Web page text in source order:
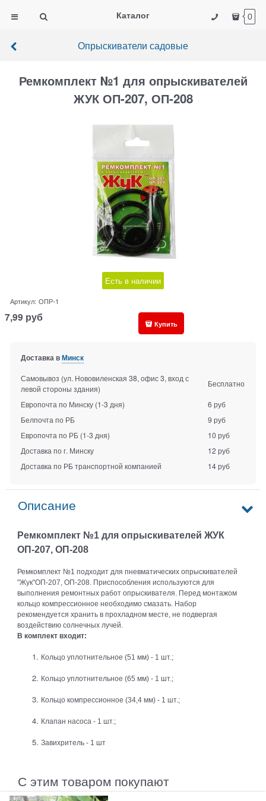
Каталог 0
Опрыскиватели садовые
Ремкомплект №1 для опрыскивателей
ЖУК ОП-207, ОП-208
Есть в наличии
Артикул: ОПР-1
7,99 руб Купить
Доставка вМинск
Самовывоз (ул. Нововиленская 38, офис 3, вход с
левой стороны здания)
Бесплатно
Европочта по Минску (1-3 дня)
6 руб
Белпочта по РБ
9 руб
Европочта по РБ (1-3 дня)
10 руб
Доставка по г. Минску
12 руб
Доставка по РБ транспортной компанией
14 руб
Описание
Ремкомплект №1 для опрыскивателей ЖУК
ОП-207, ОП-208
Ремкомплект №1 подходит для пневматических опрыскивателей
"Жук"ОП-207, ОП-208. Приспособления используются для
выполнения ремонтных работ опрыскивателя. Перед монтажом
кольцо компрессионное необходимо смазать. Набор
рекомендуется хранить в прохладном месте, не подвергая
воздействию солнечных лучей.
В комплект входит:
Кольцо уплотнительное (51 мм) - 1 шт.;
Кольцо уплотнительное (65 мм) - 1 шт.;
Кольцо компрессионное (34,4 мм) - 1 шт.;
Клапан насоса - 1 шт.;
Завихритель - 1 шт
С этим товаром покупают